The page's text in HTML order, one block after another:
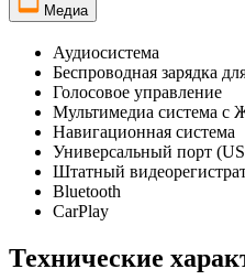
Медиа
Аудиосистема
Беспроводная зарядка
Голосовое управление
Мультимедиа система с
Навигационная система
Универсальный порт
Штатный
Bluetooth
CarPlay
Технические